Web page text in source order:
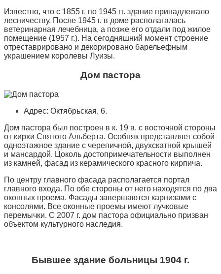
Известно, что с 1855 г. по 1945 гг. здание принадлежало
лесничеству. После 1945 г. в доме располагалась
ветеринарная лечебница, а позже его отдали под жилое
помещение (1957 г.). На сегодняшний момент строение
отреставрировано и декорировано барельефным
украшением королевы Луизы.
Дом пастора
Адрес: Октябрьская, 6.
Дом пастора был построен в к. 19 в. с восточной стороны
от кирхи Святого Альберта. Особняк представляет собой
одноэтажное здание с черепичной, двухскатной крышей
и мансардой. Цоколь достопримечательности выполнен
из камней, фасад из керамического красного кирпича.
По центру главного фасада располагается портал
главного входа. По обе стороны от него находятся по два
оконных проема. Фасады завершаются карнизами с
консолями. Все оконные проемы имеют лучковые
перемычки. С 2007 г. дом пастора официально призван
объектом культурного наследия.
Бывшее здание больницы 1904 г.